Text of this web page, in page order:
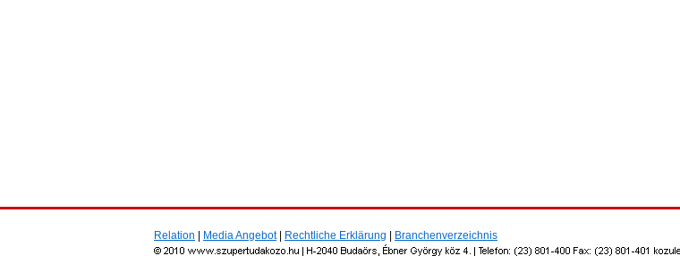
Relation Media Angebot| Rechtliche Erklärung Branchenverzeichnis